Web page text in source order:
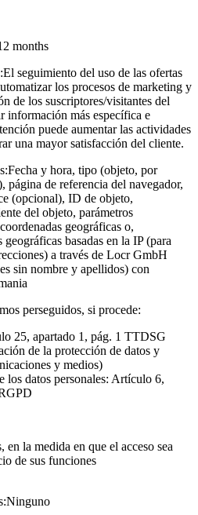
months
El seguimiento del uso de las ofertas
los procesos de marketing y
de los suscriptores/visitantes del
información más específica e
puede aumentar las actividades
una mayor satisfacción del cliente.
Fecha y hora, tipo (objeto, por
página de referencia del navegador,
(opcional), ID de objeto,
del objeto, parámetros
geográficas o,
basadas en la IP (para
a través de Locr GmbH
sin nombre y apellidos) con
perseguidos, si procede:
25, apartado 1, pág. 1 TTDSG
de la protección de datos y
y medios)
los datos personales: Artículo 6,
en la medida en que el acceso sea
de sus funciones
Ninguno